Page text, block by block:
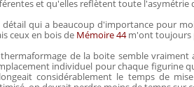
et qu'elles reflètent toute l'asymétrie
détail qui a beaucoup d'importance pour
ceux en bois de Mémoire 44m'ont toujours
thermaformage de la boite semble
individuel pour chaque figurine
considérablement le temps de